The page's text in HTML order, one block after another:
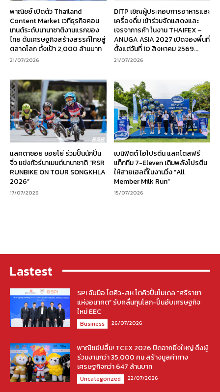
พาณิชย์ เปิดตัว Thailand
Content Market เวทีธุรกิจคอน
เทนต์ระดับนานาชาติงานแรกของ
ไทย ดันเศรษฐกิจสร้างสรรค์ไทยสู่
ตลาดโลก ตั้งเป้า 2,000 ล้านบาท
21/07/2026
DITP เชิญผู้ประกอบการอาหารและ
เครื่องดื่ม เข้าร่วมจัดแสดงและ
เจรจาการค้า ในงาน THAIFEX –
ANUGA ASIA 2027 เปิดจองพื้นที่
ตั้งแต่วันที่ 10 สิงหาคม 2569...
21/07/2026
แลคตาซอย ซอยโย่ ร่วมปั้นนักปั่น
จิ๋ว แข่งทัวร์นาเมนต์นานาชาติ “RSR
RUNBIKE ON TOUR SONGKHLA
2026”
17/07/2026
เบนิฟิตต์ ไฮโปรตีน แลคโตสฟรี
แท็กทีม 7-Eleven เติมพลังโปรตีน
ให้สายเฮลตี้ในงานวิ่ง “All
Member Milk Run”
15/07/2026
Lastest
SPI จับมือ โตคิว-สห โตคิวปั้นโมเดล “ศรีราชา
แห่งอนาคต” รับคลื่นทุนโลก-ปั้นฮับเศรษฐกิจ
ใหม่ EEC
Business 26/07/2026
พาณิชย์ปลื้ม! TCEX 2026 ปิดฉากยิ่งใหญ่ ดึงผู้
ร่วมงานกว่า 35,000 คน สร้างมูลค่าทาง
เศรษฐกิจกว่า 647 ล้านบาท
Uncategorized 22/07/2026